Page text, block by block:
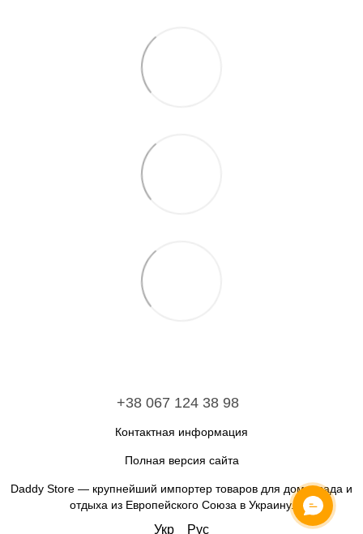
+38 067 124 38 98
Контактная информация
Полная версия сайта
Daddy Store — крупнейший импортер товаров для дома, сада и
отдыха из Европейского Союза в Украину.
Укр Рус